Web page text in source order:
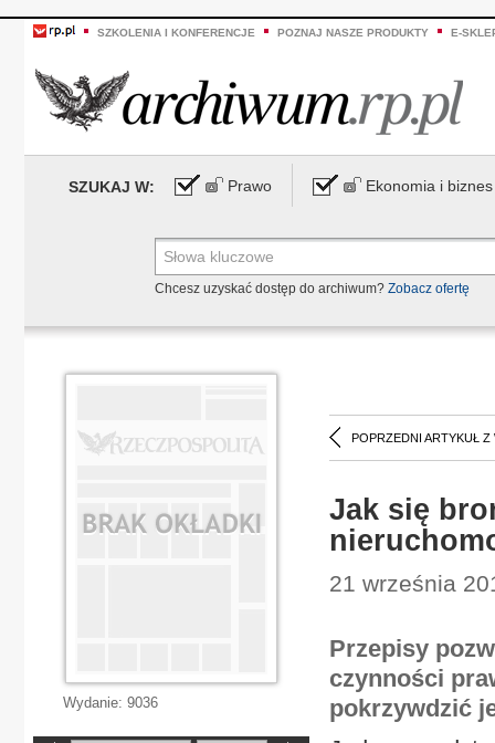
SZKOLENIA I KONFERENCJE POZNAJ NASZE PRODUKTY E-
SZUKAJ W: Prawo Ekonomia i biznes
Chcesz uzyskać dostęp do archiwum? Zobacz ofertę
POPRZEDNI ARTYKUŁ Z
Jak się
21 września
Przepisy
czynności
pokrzywdzić
Wydanie: 9036